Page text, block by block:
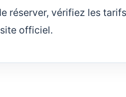
réserver, vérifiez les
officiel.